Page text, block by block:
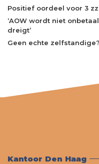
Positief oordeel voor 3
‘AOW wordt niet
dreigt’
Geen echte
Kantoor Den Haag